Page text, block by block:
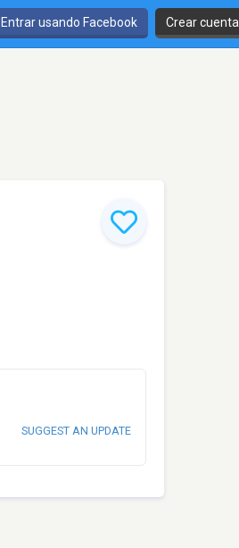
Entrar usando Facebook Crear cuenta
SUGGEST AN UPDATE